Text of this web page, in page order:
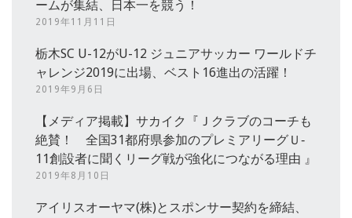
ームが集結、日本一を競う！
2019年11月11日
栃木SC U-12がU-12 ジュニアサッカー ワールドチ
ャレンジ2019に出場、ベスト16進出の活躍！
2019年9月6日
【メディア掲載】サカイク『Ｊクラブのコーチも
絶賛！ 全国31都府県参加のプレミアリーグＵ‐
11創設者に聞くリーグ戦が強化につながる理由 』
2019年8月10日
アイリスオーヤマ(株)とスポンサー契約を締結、